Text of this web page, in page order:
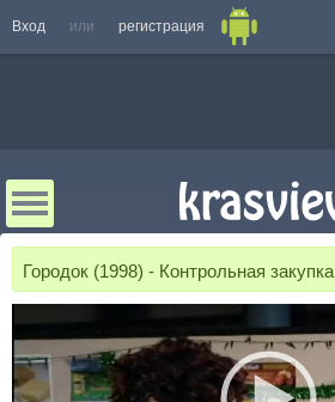
Вход или регистрация
Городок (1998) - Контрольная закупка